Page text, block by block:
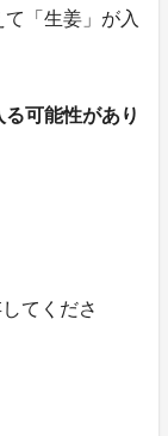
「生姜」が入
可能性があり
てくださ